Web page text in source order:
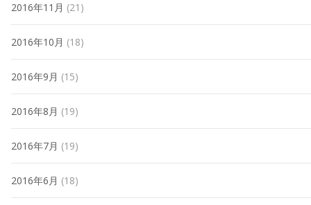
2016年11月 (21)
2016年10月 (18)
2016年9月 (15)
2016年8月 (19)
2016年7月 (19)
2016年6月 (18)